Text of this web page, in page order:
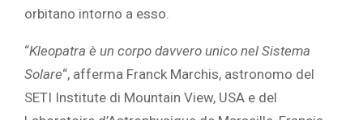
orbitano intorno a esso.
“Kleopatra è un corpo davvero unico nel Sistema
Solare“, afferma Franck Marchis, astronomo del
SETI Institute di Mountain View, USA e del